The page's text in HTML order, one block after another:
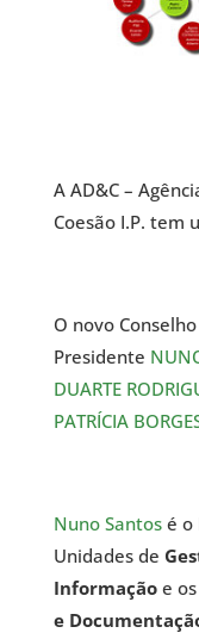
A AD&C –
Coesão I.P. tem
O novo
Presidente
DUARTE
PATRÍCIA
Nuno Santosé o
Unidades de
Informaçãoe os
e